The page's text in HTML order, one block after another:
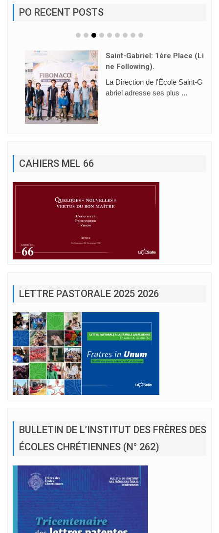
PO RECENT POSTS
Saint-Gabriel: 1ère Place (Li
Ne Following).
La Direction de l’École Saint-G
abriel adresse ses plus ...
CAHIERS MEL 66
LETTRE PASTORALE 2025 2026
BULLETIN DE L’INSTITUT DES FRÈRES DES
ÉCOLES CHRÉTIENNES (N° 262)